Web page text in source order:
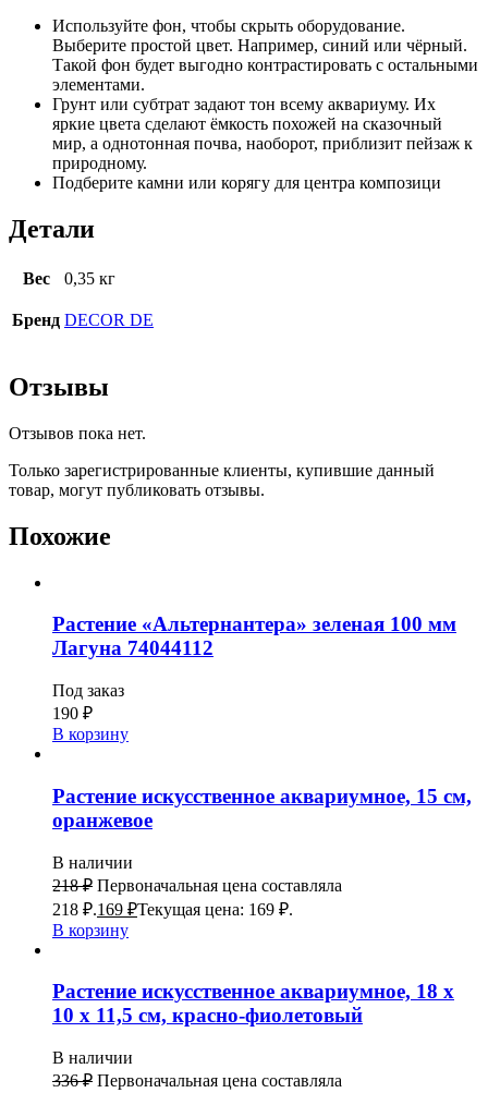
Используйте фон, чтобы скрыть оборудование.
Выберите простой цвет. Например, синий или чёрный.
Такой фон будет выгодно контрастировать с остальными
элементами.
Грунт или субтрат задают тон всему аквариуму. Их
яркие цвета сделают ёмкость похожей на сказочный
мир, а однотонная почва, наоборот, приблизит пейзаж к
природному.
Подберите камни или корягу для центра композици
Детали
Вес 0,35 кг
Бренд DECOR DE
Отзывы
Отзывов пока нет.
Только зарегистрированные клиенты, купившие данный
товар, могут публиковать отзывы.
Похожие
Растение «Альтернантера» зеленая 100 мм
Лагуна 74044112
Под заказ
190 ₽
В корзину
Растение искусственное аквариумное, 15 см,
оранжевое
В наличии
218₽ Первоначальная цена составляла
218 ₽.169 ₽Текущая цена: 169 ₽.
В корзину
Растение искусственное аквариумное, 18 х
10 х 11,5 см, красно-фиолетовый
В наличии
336₽ Первоначальная цена составляла